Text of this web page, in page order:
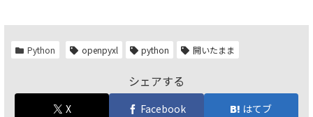
Python openpyxl python 開いたまま
シェアする
X Facebook はてブ